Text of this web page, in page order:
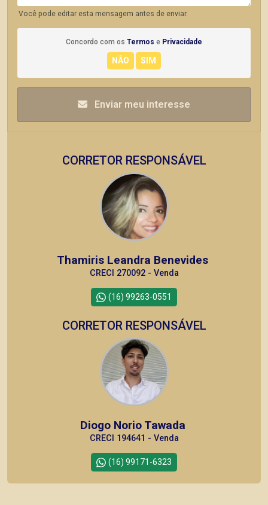
Você pode editar esta mensagem antes de enviar.
Concordo com os Termos e Privacidade
Enviar meu interesse
CORRETOR RESPONSÁVEL
Thamiris Leandra Benevides
CRECI 270092 - Venda
(16) 99263-0551
CORRETOR RESPONSÁVEL
Diogo Norio Tawada
CRECI 194641 - Venda
(16) 99171-6323